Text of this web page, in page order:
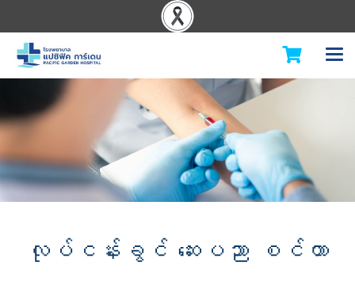
လုပ်ငန်းခွင် ဆေးပညာ စင်တာ